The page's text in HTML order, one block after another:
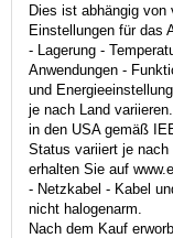
Dies ist abhängig von
Einstellungen für das
- Lagerung -
Anwendungen -
und
je nach Land
in den USA gemäß
Status variiert je nach
erhalten Sie auf
- Netzkabel - Kabel
nicht halogenarm.
Nach dem Kauf